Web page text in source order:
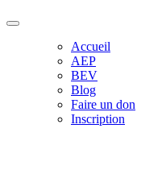
Accueil
AEP
BEV
Blog
Faire un don
Inscription